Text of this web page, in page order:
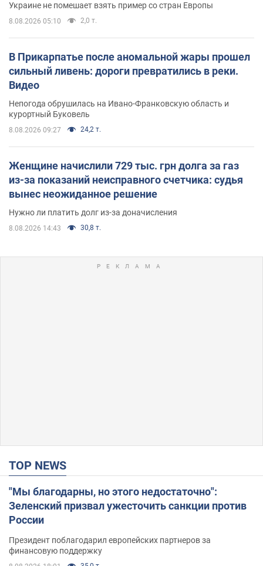
Украине не помешает взять пример со стран Европы
8.08.2026 05:10 2,0 т.
В Прикарпатье после аномальной жары прошел
сильный ливень: дороги превратились в реки.
Видео
Непогода обрушилась на Ивано-Франковскую область и
курортный Буковель
8.08.2026 09:27 24,2 т.
Женщине начислили 729 тыс. грн долга за газ
из-за показаний неисправного счетчика: судья
вынес неожиданное решение
Нужно ли платить долг из-за доначисления
8.08.2026 14:43 30,8 т.
TOP NEWS
"Мы благодарны, но этого недостаточно":
Зеленский призвал ужесточить санкции против
России
Президент поблагодарил европейских партнеров за
финансовую поддержку